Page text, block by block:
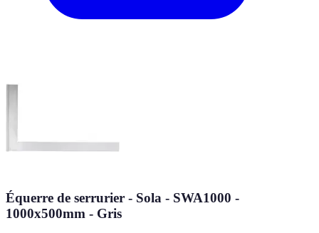
Équerre de serrurier - Sola - SWA1000 -
1000x500mm - Gris